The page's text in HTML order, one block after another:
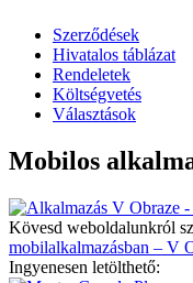
Szerződések
Hivatalos táblázat
Rendeletek
Költségvetés
Választások
Mobilos
Kövesd weboldalunkról
mobilalkalmazásban – V
Ingyenesen letölthető: